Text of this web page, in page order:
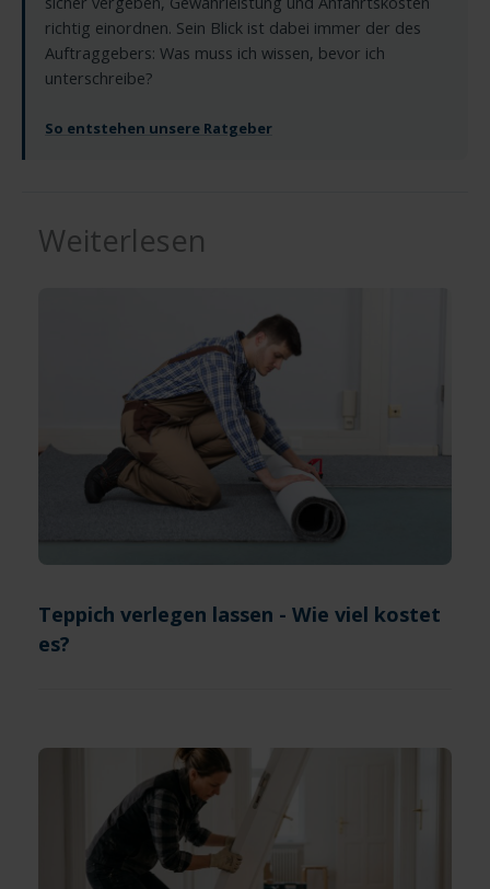
richtig einordnen. Sein Blick ist dabei immer der des
Auftraggebers: Was muss ich wissen, bevor ich
unterschreibe?
So entstehen unsere Ratgeber
Weiterlesen
Teppich verlegen lassen - Wie viel kostet
es?